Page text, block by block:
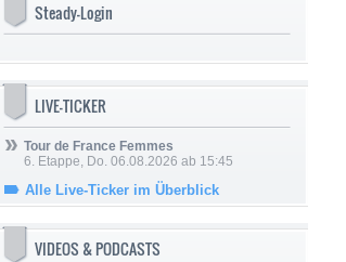
Steady-Login
LIVE-TICKER
Tour de France Femmes
6. Etappe, Do. 06.08.2026 ab 15:45
Alle Live-Ticker im Überblick
VIDEOS & PODCASTS